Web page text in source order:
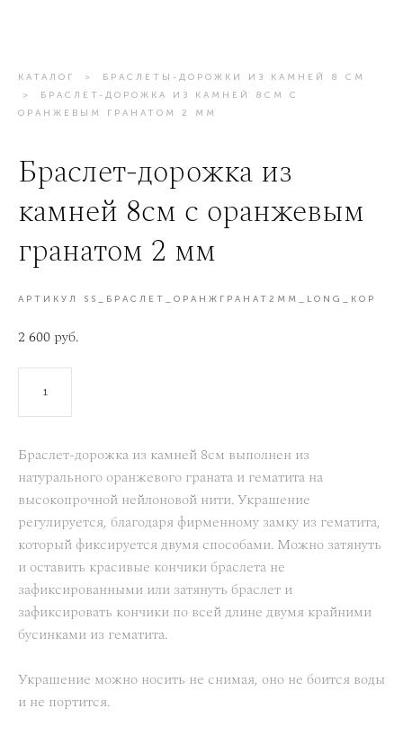
КАТАЛОГ >
БРАСЛЕТЫ-ДОРОЖКИ ИЗ КАМНЕЙ 8 СМ
>
БРАСЛЕТ-ДОРОЖКА ИЗ КАМНЕЙ 8СМ С
ОРАНЖЕВЫМ ГРАНАТОМ 2 ММ
Браслет-дорожка из
камней 8см с оранжевым
гранатом 2 мм
АРТИКУЛ SS_БРАСЛЕТ_ОРАНЖГРАНАТ2ММ_LONG_КОР
2 600 pуб.
Браслет-дорожка из камней 8см выполнен из
натурального оранжевого граната и гематита на
высокопрочной нейлоновой нити. Украшение
регулируется, благодаря фирменному замку из гематита,
который фиксируется двумя способами. Можно затянуть
и оставить красивые кончики браслета не
зафиксированными или затянуть браслет и
зафиксировать кончики по всей длине двумя крайними
бусинками из гематита.
Украшение можно носить не снимая, оно не боится воды
и не портится.